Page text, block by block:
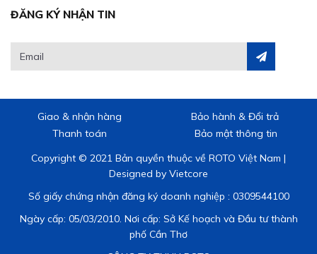
ĐĂNG KÝ NHẬN TIN
Giao & nhận hàng
Bảo hành & Đổi trả
Thanh toán
Bảo mật thông tin
Copyright © 2021 Bản quyền thuộc về ROTO Việt Nam |
Designed by Vietcore
Số giấy chứng nhận đăng ký doanh nghiệp : 0309544100
Ngày cấp: 05/03/2010. Nơi cấp: Sở Kế hoạch và Đầu tư thành
phố Cần Thơ